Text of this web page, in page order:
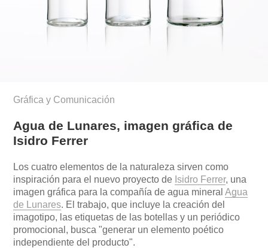
Gráfica y Comunicación
Agua de Lunares, imagen gráfica de
Isidro Ferrer
Los cuatro elementos de la naturaleza sirven como
inspiración para el nuevo proyecto de Isidro Ferrer, una
imagen gráfica para la compañía de agua mineralAgua
de Lunares. El trabajo, que incluye la creación del
imagotipo, las etiquetas de las botellas y un periódico
promocional, busca "generar un elemento poético
independiente del producto".